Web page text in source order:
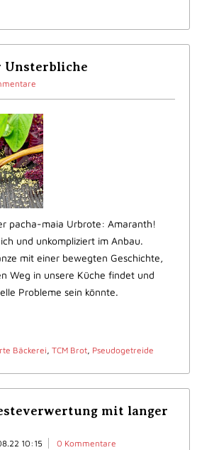
Unsterbliche
pacha-maia Urbrote: Amaranth!
und unkompliziert im Anbau.
mit einer bewegten Geschichte,
Weg in unsere Küche findet und
Probleme sein könnte.
Bäckerei, TCM Brot, Pseudogetreide
mit langer
10:15 0 Kommentare